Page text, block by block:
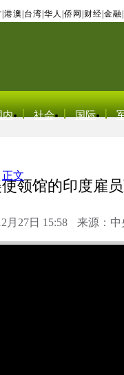
港澳 台湾 华人 侨网 财经 金融
内 社会 国际
正文
领馆的印度雇
月27日 15:58 来源：中